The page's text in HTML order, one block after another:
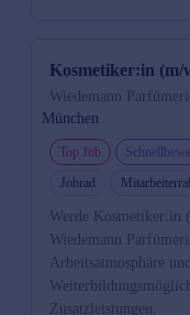
Kosmetiker:in (m/
Wiedemann
München
Top Job
Jobrad
Werde
Wiedemann
Arbeitsatmosphäre
Zusatzleistungen.